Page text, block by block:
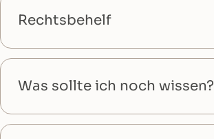
Rechtsbehelf
Was sollte ich noch wissen?